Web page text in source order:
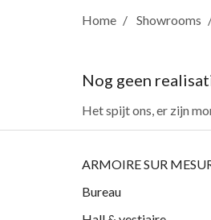
Home Showrooms
Nog geen
Het spijt ons, er zijn
ARMOIRE SUR
Bureau